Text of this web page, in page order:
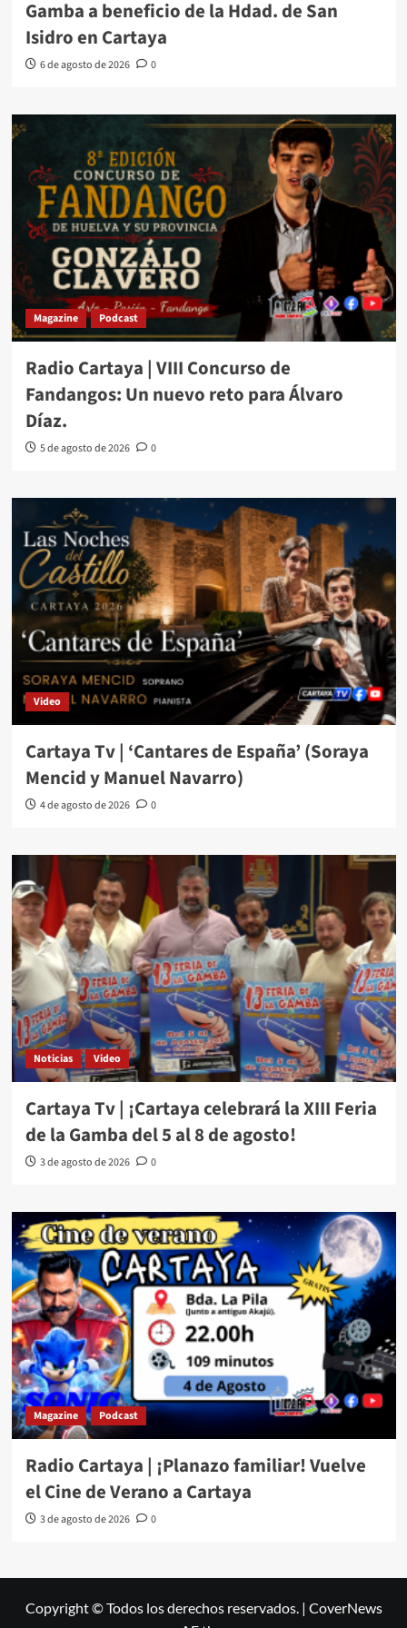
Gamba a beneficio de la Hdad. de San
Isidro en Cartaya
6 de agosto de 2026 0
Magazine Podcast
Radio Cartaya | VIII Concurso de
Fandangos: Un nuevo reto para Álvaro
Díaz.
5 de agosto de 2026 0
Video
Cartaya Tv | ‘Cantares de España’ (Soraya
Mencid y Manuel Navarro)
4 de agosto de 2026 0
Noticias Video
Cartaya Tv | ¡Cartaya celebrará la XIII Feria
de la Gamba del 5 al 8 de agosto!
3 de agosto de 2026 0
Magazine Podcast
Radio Cartaya | ¡Planazo familiar! Vuelve
el Cine de Verano a Cartaya
3 de agosto de 2026 0
Copyright © Todos los derechos reservados. | CoverNews